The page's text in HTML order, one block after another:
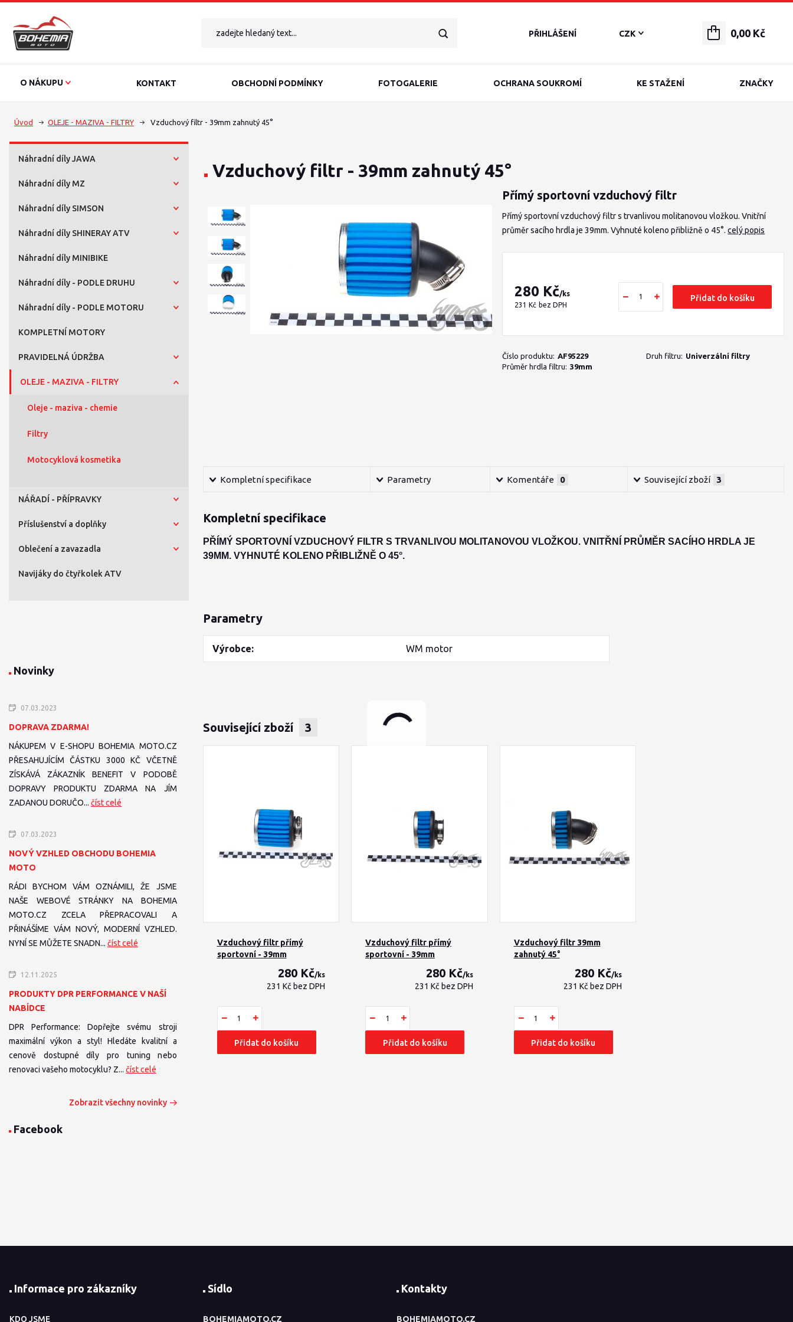
O NÁKUPU KONTAKT OBCHODNÍ PODMÍNKY FOTOGALERIE OCHRANA SOUKROMÍ KE STAŽENÍ ZNAČKY
CZK
PŘIHLÁŠENÍ 0,00 Kč
Úvod OLEJE - MAZIVA - FILTRY Vzduchový filtr - 39mm zahnutý 45°
Náhradní díly JAWA
Náhradní díly MZ
Náhradní díly SIMSON
Náhradní díly SHINERAY ATV
Náhradní díly MINIBIKE
Náhradní díly - PODLE DRUHU
Náhradní díly - PODLE MOTORU
KOMPLETNÍ MOTORY
PRAVIDELNÁ ÚDRŽBA
OLEJE - MAZIVA - FILTRY
Oleje - maziva - chemie
Filtry
Motocyklová kosmetika
NÁŘADÍ - PŘÍPRAVKY
Příslušenství a doplňky
Oblečení a zavazadla
Navijáky do čtyřkolek ATV
Novinky
07.03.2023
DOPRAVA ZDARMA!
NÁKUPEM V E-SHOPU BOHEMIA MOTO.CZ
PŘESAHUJÍCÍM ČÁSTKU 3000 KČ VČETNĚ
ZÍSKÁVÁ ZÁKAZNÍK BENEFIT V PODOBĚ
DOPRAVY PRODUKTU ZDARMA NA JÍM
ZADANOU DORUČO... číst celé
07.03.2023
NOVÝ VZHLED OBCHODU BOHEMIA
MOTO
RÁDI BYCHOM VÁM OZNÁMILI, ŽE JSME
NAŠE WEBOVÉ STRÁNKY NA BOHEMIA
MOTO.CZ ZCELA PŘEPRACOVALI A
PŘINÁŠÍME VÁM NOVÝ, MODERNÍ VZHLED.
NYNÍ SE MŮŽETE SNADN... číst celé
12.11.2025
PRODUKTY DPR PERFORMANCE V NAŠÍ
NABÍDCE
DPR Performance: Dopřejte svému stroji
maximální výkon a styl! Hledáte kvalitní a
cenově dostupné díly pro tuning nebo
renovaci vašeho motocyklu? Z... číst celé
Zobrazit všechny novinky
Facebook
Vzduchový filtr - 39mm zahnutý 45°
Přímý sportovní vzduchový filtr
Přímý sportovní vzduchový filtr s trvanlivou molitanovou vložkou. Vnitřní
průměr sacího hrdla je 39mm. Vyhnuté koleno přibližně o 45°.celý popis
280 Kč/ks
231 Kč bez DPH
Přidat do košíku
Číslo produktu: AF95229 Druh filtru: Univerzální filtry
Průměr hrdla filtru: 39mm
Kompletní specifikace Parametry Komentáře 0 Související zboží 3
Kompletní specifikace
PŘÍMÝ SPORTOVNÍ VZDUCHOVÝ FILTR S TRVANLIVOU MOLITANOVOU VLOŽKOU. VNITŘNÍ PRŮMĚR SACÍHO HRDLA JE
39MM. VYHNUTÉ KOLENO PŘIBLIŽNĚ O 45°.
Parametry
Výrobce WM motor
Související zboží 3
Vzduchový filtr přímý
sportovní - 39mm
280 Kč/ks
231 Kč bez DPH
Přidat do košíku
Vzduchový filtr přímý
sportovní - 39mm
280 Kč/ks
231 Kč bez DPH
Přidat do košíku
Vzduchový filtr 39mm
zahnutý 45°
280 Kč/ks
231 Kč bez DPH
Přidat do košíku
Informace pro zákazníky
KDO JSME
Sídlo
BOHEMIAMOTO.CZ
Kontakty
BOHEMIAMOTO.CZ